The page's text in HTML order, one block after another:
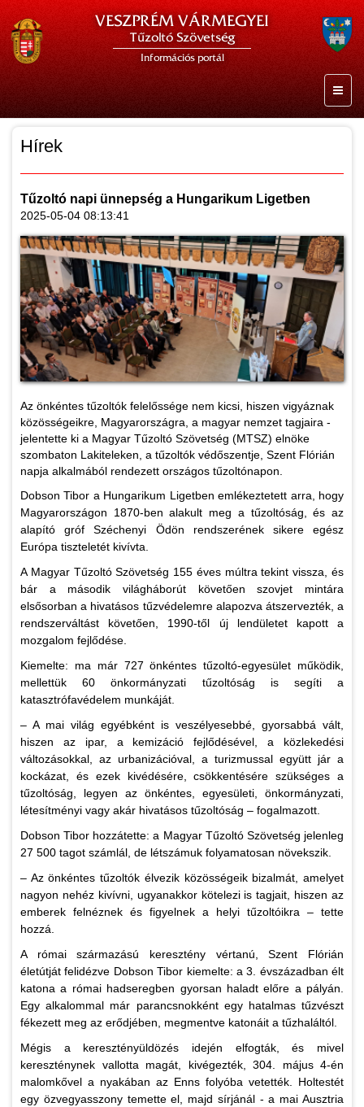
VESZPRÉM VÁRMEGYEI
Tűzoltó Szövetség
Információs portál
Hírek
Tűzoltó napi ünnepség a Hungarikum Ligetben
2025-05-04 08:13:41
Az önkéntes tűzoltók felelőssége nem kicsi, hiszen vigyáznak
közösségeikre, Magyarországra, a magyar nemzet tagjaira -
jelentette ki a Magyar Tűzoltó Szövetség (MTSZ) elnöke
szombaton Lakiteleken, a tűzoltók védőszentje, Szent Flórián
napja alkalmából rendezett országos tűzoltónapon.
Dobson Tibor a Hungarikum Ligetben emlékeztetett arra, hogy
Magyarországon 1870-ben alakult meg a tűzoltóság, és az
alapító gróf Széchenyi Ödön rendszerének sikere egész
Európa tiszteletét kivívta.
A Magyar Tűzoltó Szövetség 155 éves múltra tekint vissza, és
bár a második világháborút követően szovjet mintára
elsősorban a hivatásos tűzvédelemre alapozva átszervezték, a
rendszerváltást követően, 1990-től új lendületet kapott a
mozgalom fejlődése.
Kiemelte: ma már 727 önkéntes tűzoltó-egyesület működik,
mellettük 60 önkormányzati tűzoltóság is segíti a
katasztrófavédelem munkáját.
– A mai világ egyébként is veszélyesebbé, gyorsabbá vált,
hiszen az ipar, a kemizáció fejlődésével, a közlekedési
változásokkal, az urbanizációval, a turizmussal együtt jár a
kockázat, és ezek kivédésére, csökkentésére szükséges a
tűzoltóság, legyen az önkéntes, egyesületi, önkormányzati,
létesítményi vagy akár hivatásos tűzoltóság – fogalmazott.
Dobson Tibor hozzátette: a Magyar Tűzoltó Szövetség jelenleg
27 500 tagot számlál, de létszámuk folyamatosan növekszik.
– Az önkéntes tűzoltók élvezik közösségeik bizalmát, amelyet
nagyon nehéz kivívni, ugyanakkor kötelezi is tagjait, hiszen az
emberek felnéznek és figyelnek a helyi tűzoltóikra – tette
hozzá.
A római származású keresztény vértanú, Szent Flórián
életútját felidézve Dobson Tibor kiemelte: a 3. évszázadban élt
katona a római hadseregben gyorsan haladt előre a pályán.
Egy alkalommal már parancsnokként egy hatalmas tűzvészt
fékezett meg az erődjében, megmentve katonáit a tűzhaláltól.
Mégis a keresztényüldözés idején elfogták, és mivel
kereszténynek vallotta magát, kivégezték, 304. május 4-én
malomkővel a nyakában az Enns folyóba vetették. Holtestét
egy özvegyasszony temette el, majd sírjánál - a mai Ausztria